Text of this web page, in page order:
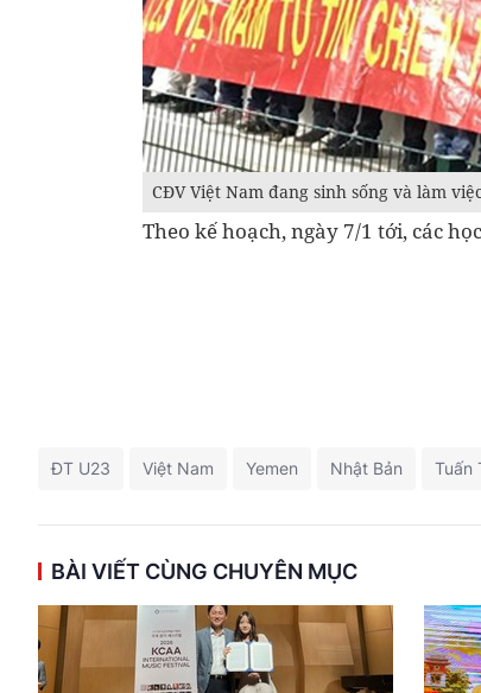
CĐV Việt Nam đang sinh sống và làm
Theo kế hoạch, ngày 7/1 tới, các
ĐT U23 Việt Nam Yemen Nhật Bản Tuấn
BÀI VIẾT CÙNG CHUYÊN MỤC